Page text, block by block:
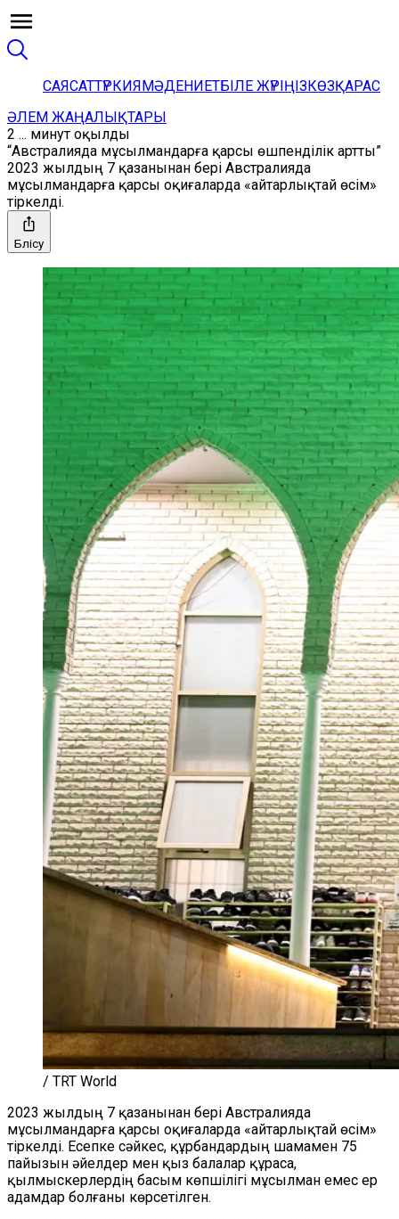
САЯСАТТҮРКИЯМӘДЕНИЕТБІЛЕ ЖҮРІҢІЗКӨЗҚАРАС
ӘЛЕМ ЖАҢАЛЫҚТАРЫ
2 ... минут оқылды
“Австралияда мұсылмандарға қарсы өшпенділік артты”
2023 жылдың 7 қазанынан бері Австралияда
мұсылмандарға қарсы оқиғаларда «айтарлықтай өсім»
тіркелді.
Бөлісу
/ TRT World
2023 жылдың 7 қазанынан бері Австралияда
мұсылмандарға қарсы оқиғаларда «айтарлықтай өсім»
тіркелді. Есепке сәйкес, құрбандардың шамамен 75
пайызын әйелдер мен қыз балалар құраса,
қылмыскерлердің басым көпшілігі мұсылман емес ер
адамдар болғаны көрсетілген.